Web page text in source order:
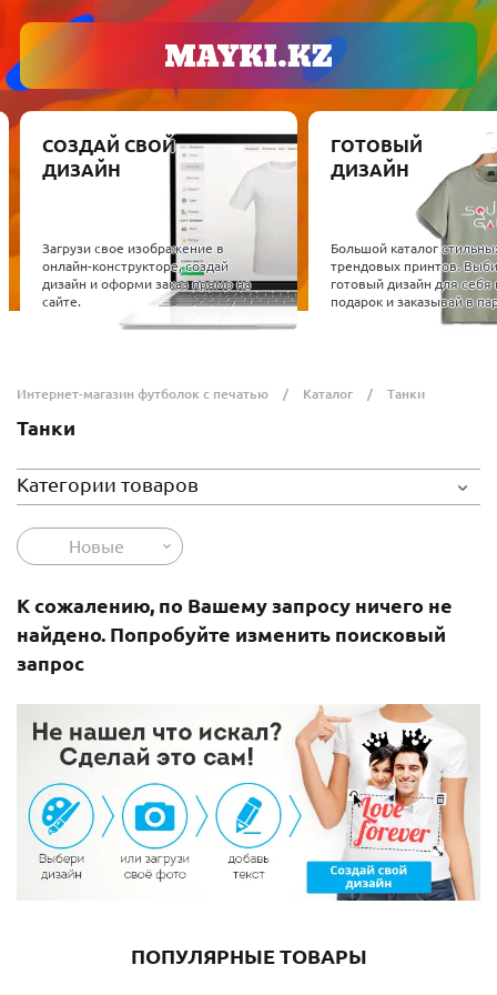
СОЗДАЙ СВОЙ
ДИЗАЙН
Загрузи свое изображение в
онлайн-конструкторе, создай
дизайн и оформи заказ прямо на
сайте.
ГОТОВЫЙ
ДИЗАЙН
Большой каталог
трендовых принтов.
готовый дизайн для себя
подарок и заказывай в
Интернет-магазин футболок с печатью Каталог Танки
Танки
Категории товаров
Новые
К сожалению, по Вашему запросу ничего не
найдено. Попробуйте изменить поисковый
запрос
ПОПУЛЯРНЫЕ ТОВАРЫ